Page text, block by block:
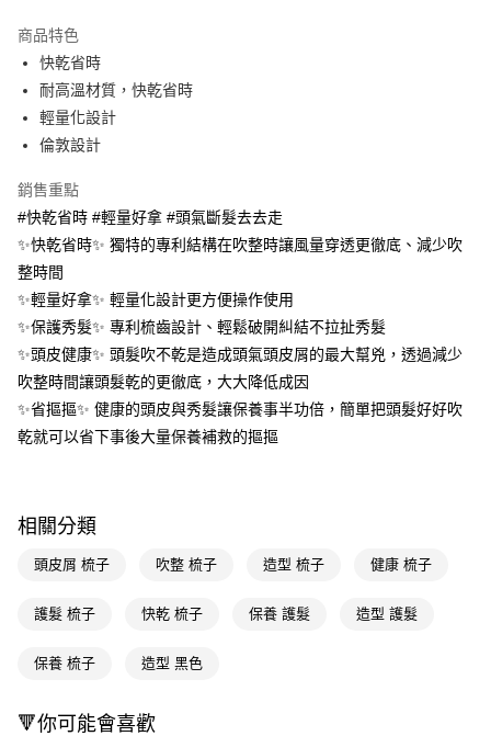
Apple Pay
街口支付
悠遊付
Google Pay
AFTEE先享後付
相關說明
【關於「AFTEE先享後付」】
AFTEE先享後付是「在收到商品之後才付款」的支付方式。 讓您購物簡單
便利好安心！
１．簡單：不需註冊會員、不需綁卡、不需儲值。
２．便利：只要手機號碼，簡訊認證，即可結帳。
【「AFTEE先享後付」結帳流程】
１．於結帳方式選擇「AFTEE先享後付」後，將跳轉至「AFTEE先享後付」
結帳頁面，進行簡訊認證並確認金額後，即可完成結帳。
※ 請注意：結帳手續完成當下不需立刻繳費，但若您需要取消訂單，請聯絡
後付繳納相關費用。
是否繳費成功／繳費後需取消欲退款等相關疑問，請聯繫「AFTEE先享後付
【注意事項】
權轉讓予恩沛科技股份有限公司。
運送方式
宅配(廠商直送🚚)
每筆NT$100，滿NT$590(含以上)免運費
宅配(離島廠商直送🚚)
每筆NT$300
商品特色
快乾省時
耐高溫材質，快乾省時
輕量化設計
倫敦設計
銷售重點
#快乾省時 #輕量好拿 #頭氣斷髮去去走
✨快乾省時✨ 獨特的專利結構在吹整時讓風量穿透更徹底、減少吹
整時間
✨輕量好拿✨ 輕量化設計更方便操作使用
✨保護秀髮✨ 專利梳齒設計、輕鬆破開糾結不拉扯秀髮
✨頭皮健康✨ 頭髮吹不乾是造成頭氣頭皮屑的最大幫兇，透過減少
吹整時間讓頭髮乾的更徹底，大大降低成因
✨省摳摳✨ 健康的頭皮與秀髮讓保養事半功倍，簡單把頭髮好好吹
乾就可以省下事後大量保養補救的摳摳
相關分類
頭皮屑 梳子 吹整 梳子 造型 梳子 健康 梳子
護髮 梳子 快乾 梳子 保養 護髮 造型 護髮
保養 梳子 造型 黑色
🔻你可能會喜歡